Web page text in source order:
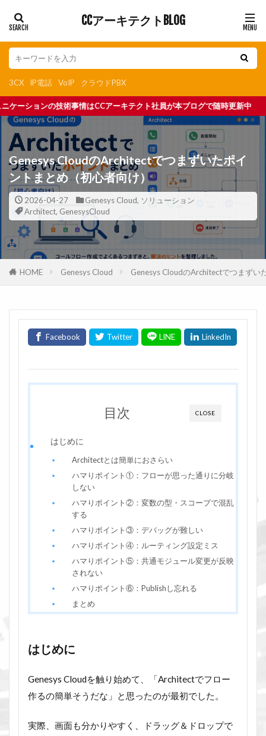
CCアーキテクトBLOG
3CX IP電話 VoIP クラウドPBX
グで随時更新中
Genesys CloudのArchitectでつまずいたポイ
ントまとめ（初心者向け）
2026-04-27 Genesys Cloud, ソリューション
Architect, GenesysCloud
HOME Genesys Cloud Genesys CloudのArchitectでつまずい
CLOSE
目次
はじめに
Architectとは簡単におさらい
ハマりポイント①：フローが思った通りに分岐
しない
ハマりポイント②：変数の型・スコープで混乱
する
ハマりポイント③：デバッグが難しい
ハマりポイント④：ルーティング設定ミス
ハマりポイント⑤：共通モジュール変更が反映
されない
ハマりポイント⑥：Publishし忘れる
まとめ
はじめに
Genesys Cloudを触り始めて、「Architectでフロー
作るの簡単そうだな」と思ったのが最初でした。
実際、画面も分かりやすく、ドラッグ＆ドロップで